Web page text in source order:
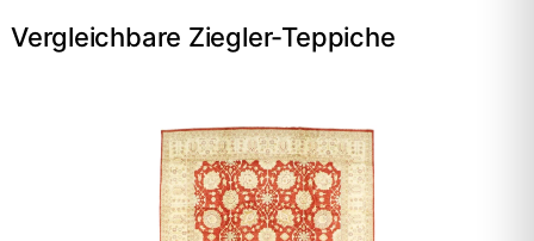
Vergleichbare Ziegler-Teppiche